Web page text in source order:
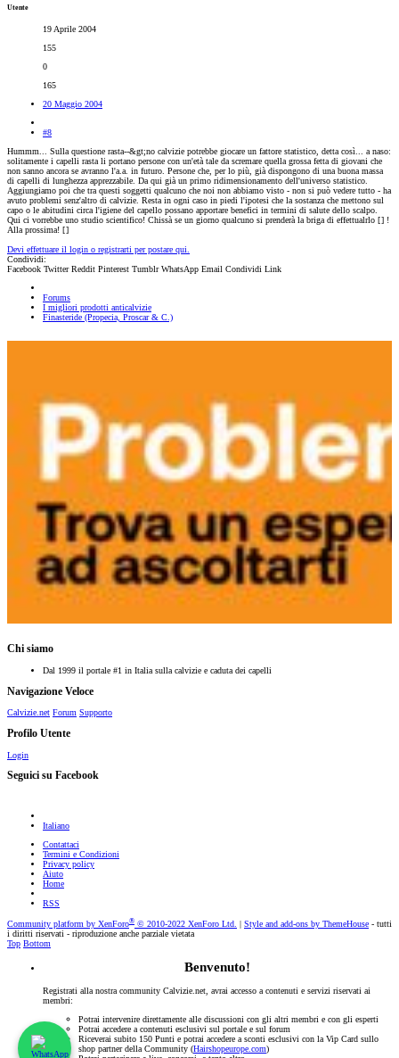
Utente
19 Aprile 2004
155
0
165
20 Maggio 2004
#8
Hummm... Sulla questione rasta--&gt;no calvizie potrebbe giocare un fattore statistico, detta così... a naso:
solitamente i capelli rasta li portano persone con un'età tale da scremare quella grossa fetta di giovani che
non sanno ancora se avranno l'a.a. in futuro. Persone che, per lo più, già dispongono di una buona massa
di capelli di lunghezza apprezzabile. Da qui già un primo ridimensionamento dell'universo statistico.
Aggiungiamo poi che tra questi soggetti qualcuno che noi non abbiamo visto - non si può vedere tutto - ha
avuto problemi senz'altro di calvizie. Resta in ogni caso in piedi l'ipotesi che la sostanza che mettono sul
capo o le abitudini circa l'igiene del capello possano apportare benefici in termini di salute dello scalpo.
Qui ci vorrebbe uno studio scientifico! Chissà se un giorno qualcuno si prenderà la briga di effettualrlo [] !
Alla prossima! []
Devi effettuare il login o registrarti per postare qui.
Condividi:
Facebook Twitter Reddit Pinterest Tumblr WhatsApp Email Condividi Link
Forums
I migliori prodotti anticalvizie
Finasteride (Propecia, Proscar & C.)
Chi siamo
Dal 1999 il portale #1 in Italia sulla calvizie e caduta dei capelli
Navigazione Veloce
Calvizie.net Forum Supporto
Profilo Utente
Login
Seguici su Facebook
Italiano
Contattaci
Termini e Condizioni
Privacy policy
Aiuto
Home
RSS
Community platform by XenForo® © 2010-2022 XenForo Ltd. Style and add-ons by ThemeHouse - tutti
i diritti riservati - riproduzione anche parziale vietata
Top Bottom
Benvenuto!
Registrati alla nostra community Calvizie.net, avrai accesso a contenuti e servizi riservati ai
membri:
Potrai intervenire direttamente alle discussioni con gli altri membri e con gli esperti
Potrai accedere a contenuti esclusivi sul portale e sul forum
Riceverai subito 150 Punti e potrai accedere a sconti esclusivi con la Vip Card sullo
shop partner della Community (Hairshopeurope.com)